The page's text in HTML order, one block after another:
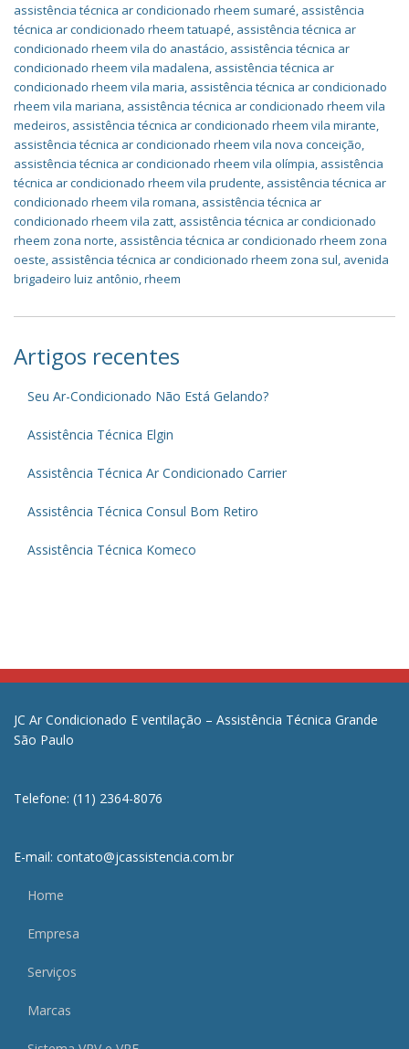
assistência técnica ar condicionado rheem sumaré, assistência
técnica ar condicionado rheem tatuapé, assistência técnica ar
condicionado rheem vila do anastácio, assistência técnica ar
condicionado rheem vila madalena, assistência técnica ar
condicionado rheem vila maria, assistência técnica ar condicionado
rheem vila mariana, assistência técnica ar condicionado rheem vila
medeiros, assistência técnica ar condicionado rheem vila mirante,
assistência técnica ar condicionado rheem vila nova conceição,
assistência técnica ar condicionado rheem vila olímpia, assistência
técnica ar condicionado rheem vila prudente, assistência técnica ar
condicionado rheem vila romana, assistência técnica ar
condicionado rheem vila zatt, assistência técnica ar condicionado
rheem zona norte, assistência técnica ar condicionado rheem zona
oeste, assistência técnica ar condicionado rheem zona sul, avenida
brigadeiro luiz antônio,rheem
Artigos recentes
Seu Ar-Condicionado Não Está Gelando?
Assistência Técnica Elgin
Assistência Técnica Ar Condicionado Carrier
Assistência Técnica Consul Bom Retiro
Assistência Técnica Komeco
JC Ar Condicionado E ventilação – Assistência Técnica Grande
São Paulo
Telefone: (11) 2364-8076
E-mail: contato@jcassistencia.com.br
Home
Empresa
Serviços
Marcas